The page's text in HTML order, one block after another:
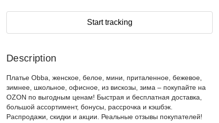
Start tracking
Description
Платье Obba, женское, белое, мини, приталенное, бежевое,
зимнее, школьное, офисное, из вискозы, зима – покупайте на
OZON по выгодным ценам! Быстрая и бесплатная доставка,
большой ассортимент, бонусы, рассрочка и кэшбэк.
Распродажи, скидки и акции. Реальные отзывы покупателей!